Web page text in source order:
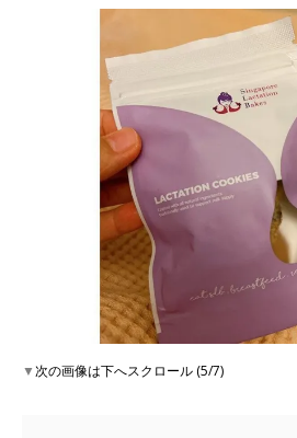
▼次の画像は下へスクロール (5/7)